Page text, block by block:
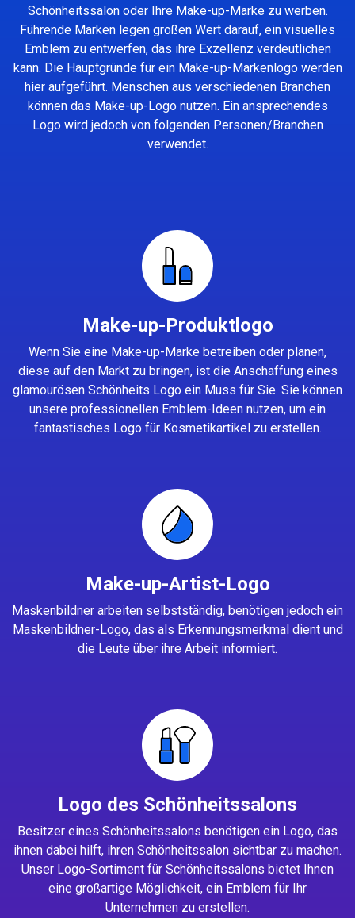
Schönheitssalon oder Ihre Make-up-Marke zu werben.
Führende Marken legen großen Wert darauf, ein visuelles
Emblem zu entwerfen, das ihre Exzellenz verdeutlichen
kann. Die Hauptgründe für ein Make-up-Markenlogo werden
hier aufgeführt. Menschen aus verschiedenen Branchen
können das Make-up-Logo nutzen. Ein ansprechendes
Logo wird jedoch von folgenden Personen/Branchen
verwendet.
Make-up-Produktlogo
Wenn Sie eine Make-up-Marke betreiben oder planen,
diese auf den Markt zu bringen, ist die Anschaffung eines
glamourösen Schönheits Logo ein Muss für Sie. Sie können
unsere professionellen Emblem-Ideen nutzen, um ein
fantastisches Logo für Kosmetikartikel zu erstellen.
Make-up-Artist-Logo
Maskenbildner arbeiten selbstständig, benötigen jedoch ein
Maskenbildner-Logo, das als Erkennungsmerkmal dient und
die Leute über ihre Arbeit informiert.
Logo des Schönheitssalons
Besitzer eines Schönheitssalons benötigen ein Logo, das
ihnen dabei hilft, ihren Schönheitssalon sichtbar zu machen.
Unser Logo-Sortiment für Schönheitssalons bietet Ihnen
eine großartige Möglichkeit, ein Emblem für Ihr
Unternehmen zu erstellen.